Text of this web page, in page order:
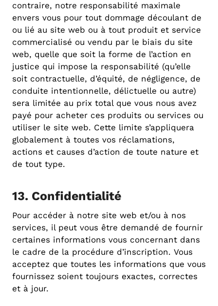
contraire, notre responsabilité maximale
envers vous pour tout dommage découlant de
ou lié au site web ou à tout produit et service
commercialisé ou vendu par le biais du site
web, quelle que soit la forme de l’action en
justice qui impose la responsabilité (qu’elle
soit contractuelle, d’équité, de négligence, de
conduite intentionnelle, délictuelle ou autre)
sera limitée au prix total que vous nous avez
payé pour acheter ces produits ou services ou
utiliser le site web. Cette limite s’appliquera
globalement à toutes vos réclamations,
actions et causes d’action de toute nature et
de tout type.
13. Confidentialité
Pour accéder à notre site web et/ou à nos
services, il peut vous être demandé de fournir
certaines informations vous concernant dans
le cadre de la procédure d’inscription. Vous
acceptez que toutes les informations que vous
fournissez soient toujours exactes, correctes
et à jour.